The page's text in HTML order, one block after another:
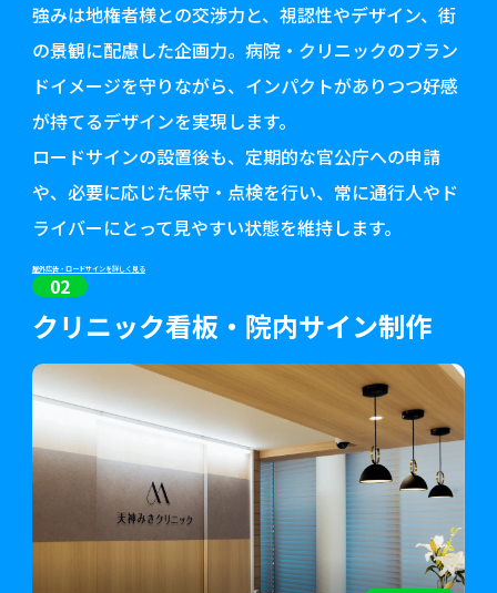
強みは地権者様との交渉力と、視認性やデザイン、街
の景観に配慮した企画力。病院・クリニックのブラン
ドイメージを守りながら、インパクトがありつつ好感
が持てるデザインを実現します。
ロードサインの設置後も、定期的な官公庁への申請
や、必要に応じた保守・点検を行い、常に通行人やド
ライバーにとって見やすい状態を維持します。
屋外広告・ロードサインを詳しく見る
02
クリニック看板・ 院内サイン制作